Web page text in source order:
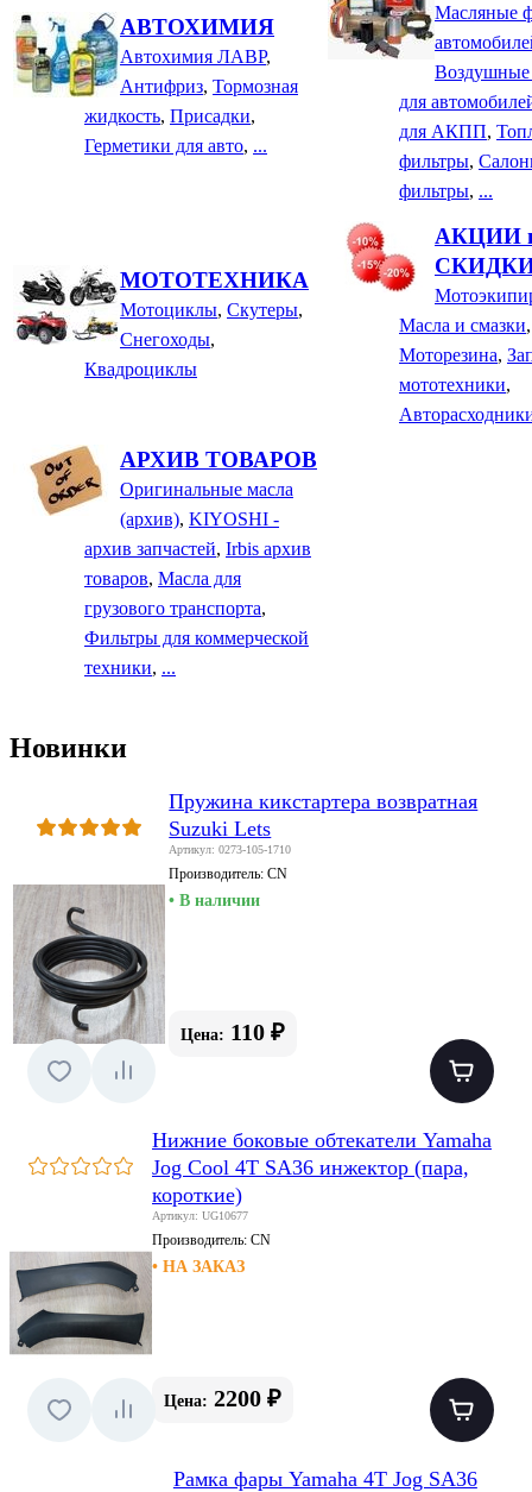
АВТОХИМИЯ
Автохимия ЛАВР,
Антифриз, Тормозная
жидкость, Присадки,
Герметики для авто, ...
Масляные
для
для АКПП,
фильтры,
фильтры, ...
МОТОТЕХНИКА
Мотоциклы, Скутеры,
Снегоходы,
Квадроциклы
АКЦИИ
Масла и смазки,
Моторезина,
мототехники,
АРХИВ ТОВАРОВ
Оригинальные масла
(архив), KIYOSHI -
архив запчастей, Irbis архив
товаров, Масла для
грузового транспорта,
Фильтры для коммерческой
техники, ...
Новинки
Пружина кикстартера возвратная
Suzuki Lets
Артикул: 0273-105-1710
Производитель:CN
• В наличии
Цена: 110 ₽
Нижние боковые обтекатели Yamaha
Jog Cool 4T SA36 инжектор (пара,
короткие)
Артикул: UG10677
Производитель: CN
• НА ЗАКАЗ
Цена: 2200 ₽
Рамка фары Yamaha 4T Jog SA36